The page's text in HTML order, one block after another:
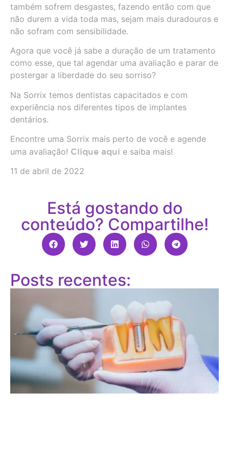
também sofrem desgastes, fazendo então com que
não durem a vida toda mas, sejam mais duradouros e
não sofram com sensibilidade.
Agora que você já sabe a duração de um tratamento
como esse, que tal agendar uma avaliação e parar de
postergar a liberdade do seu sorriso?
Na Sorrix temos dentistas capacitados e com
experiência nos diferentes tipos de implantes
dentários.
Encontre uma Sorrix mais perto de você e agende
uma avaliação! Clique aqui e saiba mais!
11 de abril de 2022
Está gostando do
conteúdo? Compartilhe!
Posts recentes: